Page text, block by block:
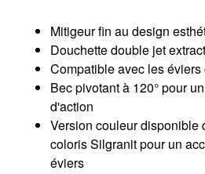
Mitigeur fin au design
Douchette double jet
Compatible avec les éviers
Bec pivotant à 120° pour
d'action
Version couleur disponible
coloris Silgranit pour un
éviers